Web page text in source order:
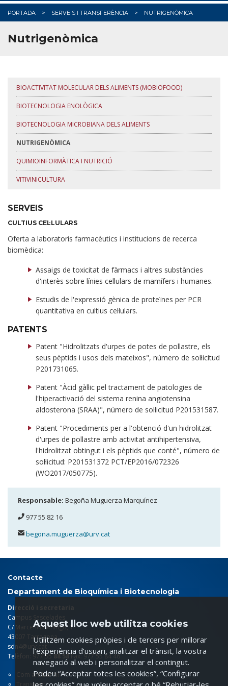
PORTADA SERVEIS I TRANSFERÈNCIA NUTRIGENÒMICA
Nutrigenòmica
BIOACTIVITAT MOLECULAR DELS ALIMENTS (MOBIOFOOD)
BIOTECNOLOGIA ENOLÒGICA
BIOTECNOLOGIA MICROBIANA DELS ALIMENTS
NUTRIGENÒMICA
QUIMIOINFORMÀTICA I NUTRICIÓ
VITIVINICULTURA
SERVEIS
CULTIUS CEL·LULARS
Oferta a laboratoris farmacèutics i institucions de recerca
biomèdica:
Assaigs de toxicitat de fàrmacs i altres substàncies
d'interès sobre línies cel·lulars de mamífers i humanes.
Estudis de l'expressió gènica de proteïnes per PCR
quantitativa en cultius cel·lulars.
PATENTS
Patent "Hidrolitzats d'urpes de potes de pollastre, els
seus pèptids i usos dels mateixos", número de sol·licitud
P201731065.
Patent "Àcid gàl·lic pel tractament de patologies de
l'hiperactivació del sistema renina angiotensina
aldosterona (SRAA)", número de sol·licitud P201531587.
Patent "Procediments per a l'obtenció d'un hidrolitzat
d'urpes de pollastre amb activitat antihipertensiva,
l'hidrolitzat obtingut i els pèptids que conté", número de
sol·licitud: P201531372 PCT/EP2016/072326
(WO2017/050775).
Responsable: Begoña Muguerza Marquínez
977 55 82 16
begona.muguerza@urv.cat
Contacte
Departament de Bioquímica i Biotecnologia
Direcció i secretaria
Campus Sescelades
C/ Marcel·lí Domingo, 1
43007 Tarragona
sdn4@urv.cat
Telèfon: 977 5588 58Fax: 977 55 84 46
Com arribar-hi
Transport
Aquest lloc web utilitza cookies
Utilitzem cookies pròpies i de tercers per millorar
l’experiència d’usuari, analitzar el trànsit, la vostra
navegació al web i personalitzar el contingut.
Podeu “Acceptar totes les cookies”, “Configurar